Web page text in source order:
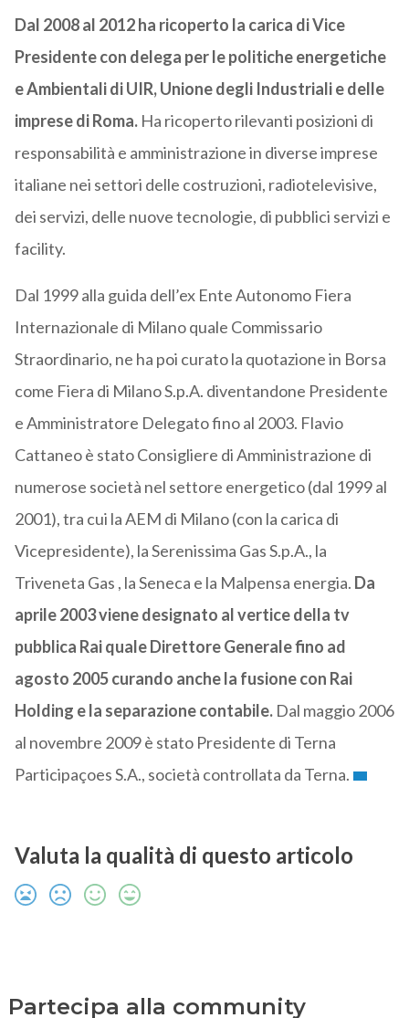
Dal 2008 al 2012 ha ricoperto la carica di Vice
Presidente con delega per le politiche energetiche
e Ambientali di UIR, Unione degli Industriali e delle
imprese di Roma.Ha ricoperto rilevanti posizioni di
responsabilità e amministrazione in diverse imprese
italiane nei settori delle costruzioni, radiotelevisive,
dei servizi, delle nuove tecnologie, di pubblici servizi e
facility.
Dal 1999 alla guida dell’ex Ente Autonomo Fiera
Internazionale di Milano quale Commissario
Straordinario, ne ha poi curato la quotazione in Borsa
come Fiera di Milano S.p.A. diventandone Presidente
e Amministratore Delegato fino al 2003. Flavio
Cattaneo è stato Consigliere di Amministrazione di
numerose società nel settore energetico (dal 1999 al
2001), tra cui la AEM di Milano (con la carica di
Vicepresidente), la Serenissima Gas S.p.A., la
Triveneta Gas , la Seneca e la Malpensa energia. Da
aprile 2003 viene designato al vertice della tv
pubblica Rai quale Direttore Generale fino ad
agosto 2005 curando anche la fusione con Rai
Holding e la separazione contabile. Dal maggio 2006
al novembre 2009 è stato Presidente di Terna
Participaçoes S.A., società controllata da Terna.
Valuta la qualità di questo articolo
Partecipa alla community